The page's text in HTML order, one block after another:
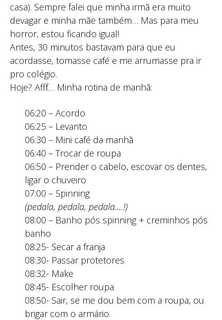
casa). Sempre falei que minha irmã era muito
devagar e minha mãe também… Mas para meu
horror, estou ficando igual!
Antes, 30 minutos bastavam para que eu
acordasse, tomasse café e me arrumasse pra ir
pro colégio.
Hoje? Afff… Minha rotina de manhã:
06:20 – Acordo
06:25 – Levanto
06:30 – Mini café da manhã
06:40 – Trocar de roupa
06:50 – Prender o cabelo, escovar os dentes,
ligar o chuveiro
07:00 – Spinning
(pedala, pedala, pedala….!)
08:00 – Banho pós spinning + creminhos pós
banho
08:25- Secar a franja
08:30- Passar protetores
08:32- Make
08:45- Escolher roupa
08:50- Sair, se me dou bem com a roupa, ou
brigar com o armário.